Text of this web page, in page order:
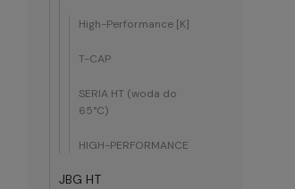
High-Performance [K]
T-CAP
SERIA HT (woda do
65°C)
HIGH-PERFORMANCE
JBG HT